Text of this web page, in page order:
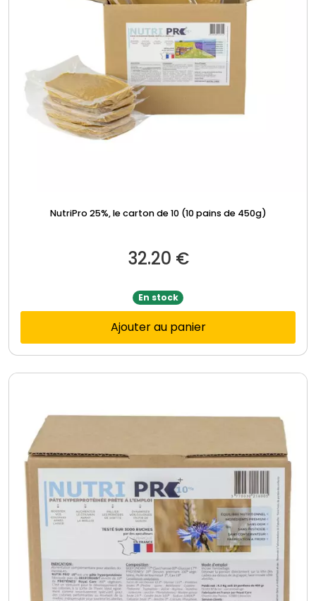
NutriPro 25%, le carton de 10 (10 pains de 450g)
32.20 €
En stock
Ajouter au panier